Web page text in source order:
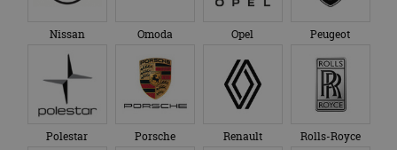
Nissan Omoda Opel Peugeot
Polestar Porsche Renault Rolls-Royce